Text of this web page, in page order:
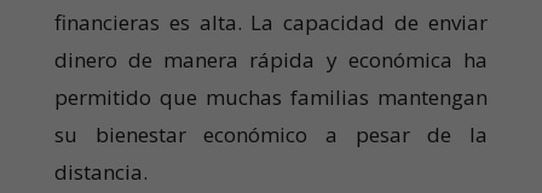
financieras es alta. La capacidad de enviar
dinero de manera rápida y económica ha
permitido que muchas familias mantengan
su bienestar económico a pesar de la
distancia.